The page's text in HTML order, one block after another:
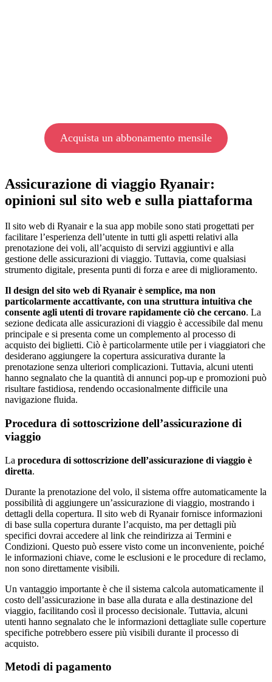
Acquista un abbonamento mensile
Assicurazione di viaggio Ryanair:
opinioni sul sito web e sulla piattaforma
Il sito web di Ryanair e la sua app mobile sono stati progettati per
facilitare l’esperienza dell’utente in tutti gli aspetti relativi alla
prenotazione dei voli, all’acquisto di servizi aggiuntivi e alla
gestione delle assicurazioni di viaggio. Tuttavia, come qualsiasi
strumento digitale, presenta punti di forza e aree di miglioramento.
Il design del sito web di Ryanair è semplice, ma non
particolarmente accattivante, con una struttura intuitiva che
consente agli utenti di trovare rapidamente ciò che cercano. La
sezione dedicata alle assicurazioni di viaggio è accessibile dal menu
principale e si presenta come un complemento al processo di
acquisto dei biglietti. Ciò è particolarmente utile per i viaggiatori che
desiderano aggiungere la copertura assicurativa durante la
prenotazione senza ulteriori complicazioni. Tuttavia, alcuni utenti
hanno segnalato che la quantità di annunci pop-up e promozioni può
risultare fastidiosa, rendendo occasionalmente difficile una
navigazione fluida.
Procedura di sottoscrizione dell’assicurazione di
viaggio
La procedura di sottoscrizione dell’assicurazione di viaggio è
diretta.
Durante la prenotazione del volo, il sistema offre automaticamente la
possibilità di aggiungere un’assicurazione di viaggio, mostrando i
dettagli della copertura. Il sito web di Ryanair fornisce informazioni
di base sulla copertura durante l’acquisto, ma per dettagli più
specifici dovrai accedere al link che reindirizza ai Termini e
Condizioni. Questo può essere visto come un inconveniente, poiché
le informazioni chiave, come le esclusioni e le procedure di reclamo,
non sono direttamente visibili.
Un vantaggio importante è che il sistema calcola automaticamente il
costo dell’assicurazione in base alla durata e alla destinazione del
viaggio, facilitando così il processo decisionale. Tuttavia, alcuni
utenti hanno segnalato che le informazioni dettagliate sulle coperture
specifiche potrebbero essere più visibili durante il processo di
acquisto.
Metodi di pagamento